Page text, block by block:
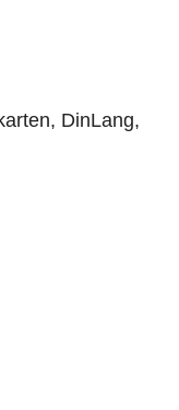
DinLang,